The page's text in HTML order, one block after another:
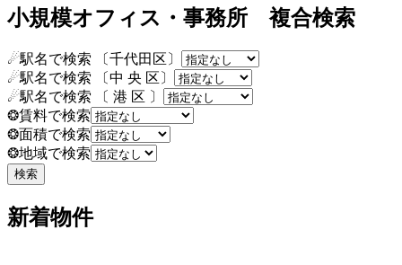
小規模オフィス・事務所 複合検索
☄駅名で検索 〔千代田区〕
☄駅名で検索 〔中 央 区〕
☄駅名で検索 〔 港 区 〕
❂賃料で検索
❂面積で検索
❂地域で検索
新着物件